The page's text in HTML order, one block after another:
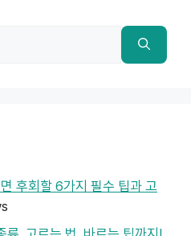
후회할 6가지 필수 팁과 고